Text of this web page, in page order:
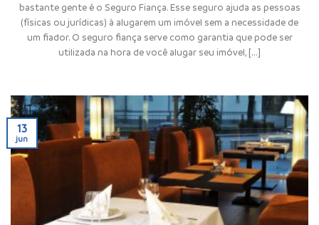
bastante gente é o Seguro Fiança. Esse seguro ajuda as pessoas
(físicas ou jurídicas) à alugarem um imóvel sem a necessidade de
um fiador. O seguro fiança serve como garantia que pode ser
utilizada na hora de você alugar seu imóvel, [...]
13
jun